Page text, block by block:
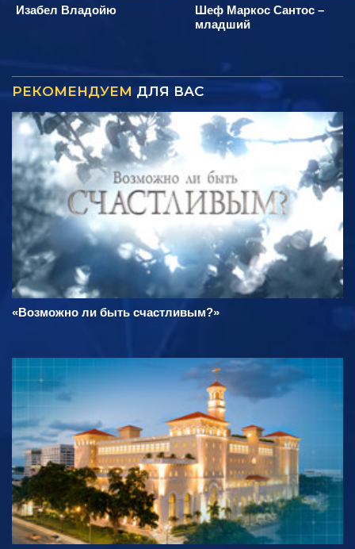
Изабел Владойю
Шеф Маркос Сантос –
младший
РЕКОМЕНДУЕМ ДЛЯ ВАС
«Возможно ли быть счастливым?»